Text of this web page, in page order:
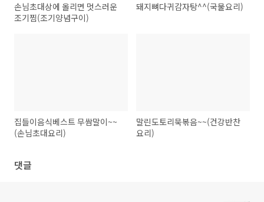
손님초대상에 올리면 멋스러운
조기찜(조기양념구이)
돼지뼈다귀감자탕^^(국물요리)
집들이음식베스트 무쌈말이~~
(손님초대요리)
말린도토리묵볶음~~(건강반찬
요리)
댓글